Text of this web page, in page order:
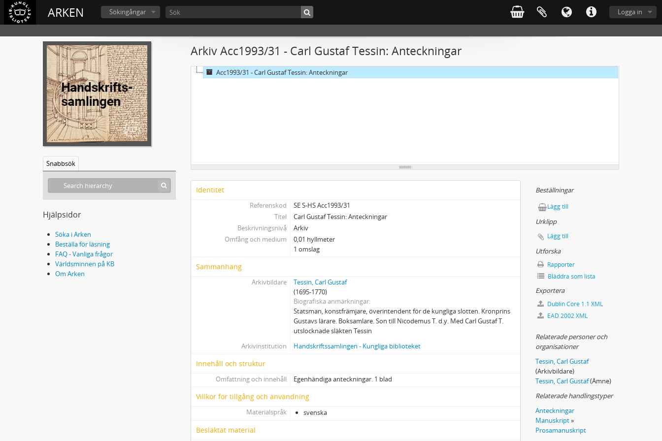
ARKEN Logga in
Sökingångar
Snabbsök
Hjälpsidor
Söka i Arken
Beställa för läsning
FAQ - Vanliga frågor
Världsminnen på KB
Om Arken
Arkiv Acc1993/31 - Carl Gustaf Tessin: Anteckningar
Acc1993/31 - Carl Gustaf Tessin: Anteckningar
Identitet
Referenskod
SE S-HS Acc1993/31
Titel
Carl Gustaf Tessin: Anteckningar
Beskrivningsnivå
Arkiv
Omfång och medium
0,01 hyllmeter
1 omslag
Sammanhang
Arkivbildare
Tessin, Carl Gustaf
(1695-1770)
Biografiska anmärkningar
Statsman, konstfrämjare, överintendent för de kungliga slotten. Kronprins
Gustavs lärare. Boksamlare. Son till Nicodemus T. d.y. Med Carl Gustaf T.
utslocknade släkten Tessin
Arkivinstitution
Handskriftssamlingen - Kungliga biblioteket
Innehåll och struktur
Omfattning och innehåll Egenhändiga anteckningar. 1 blad
Villkor för tillgång och användning
Materialspråk svenska
Besläktat material
Beställningar
Lägg till
Urklipp
Lägg till
Utforska
Rapporter
Bläddra som lista
Exportera
Dublin Core 1.1 XML
EAD 2002 XML
Relaterade personer och
organisationer
Tessin, Carl Gustaf
(Arkivbildare)
Tessin, Carl Gustaf(Ämne)
Relaterade handlingstyper
Anteckningar
Manuskript»
Prosamanuskript